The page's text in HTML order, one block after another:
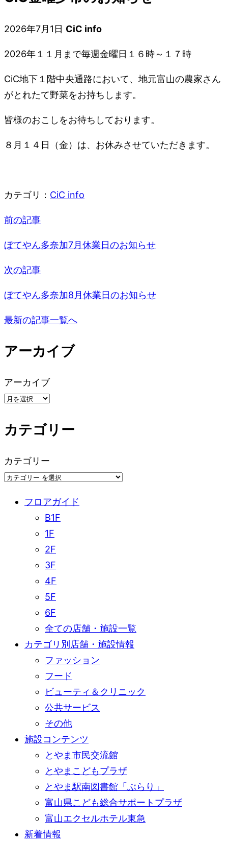
2026年7月1日 CiC info
2026年１１月まで毎週金曜日１６時～１７時
CiC地下１階中央通路において、地元富山の農家さん
がとれたて野菜をお持ちします。
皆様のおこしをお待ちしております。
８月１４日（金）は、お休みさせていただきます。
カテゴリ： CiC info
投
稿
ナ
ビ
ゲ
ー
ョ
前の記事
ぼてやん多奈加7月休業日のお知らせ
次の記事
ぼてやん多奈加8月休業日のお知らせ
最新の記事一覧へ
アーカイブ
アーカイブ
カテゴリー
カテゴリー
フロアガイド
B1F
1F
2F
3F
4F
5F
6F
全ての店舗・施設一覧
カテゴリ別店舗・施設情報
ファッション
フード
ビューティ＆クリニック
公共サービス
その他
施設コンテンツ
とやま市民交流館
とやまこどもプラザ
とやま駅南図書館「ぶらり」
富山県こども総合サポートプラザ
富山エクセルホテル東急
新着情報